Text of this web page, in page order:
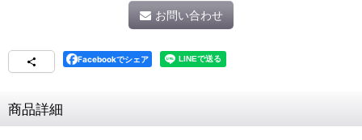
お問い合わせ
Facebookでシェア
商品詳細